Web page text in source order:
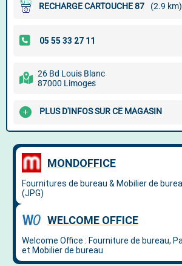
RECHARGE CARTOUCHE 87 (2.9 km)
26 Bd Louis Blanc
87000 Limoges
PLUS D'INFOS SUR CE MAGASIN